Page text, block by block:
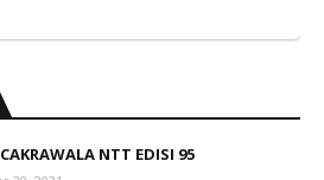
NTT EDISI 95